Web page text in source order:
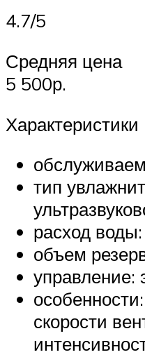
4.7/5
Средняя цена
5 500р.
Характеристики
тип
расход
объем
управление:
скорости